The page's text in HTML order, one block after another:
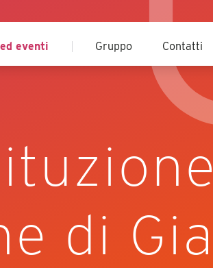
eventi Gruppo Contatti
di